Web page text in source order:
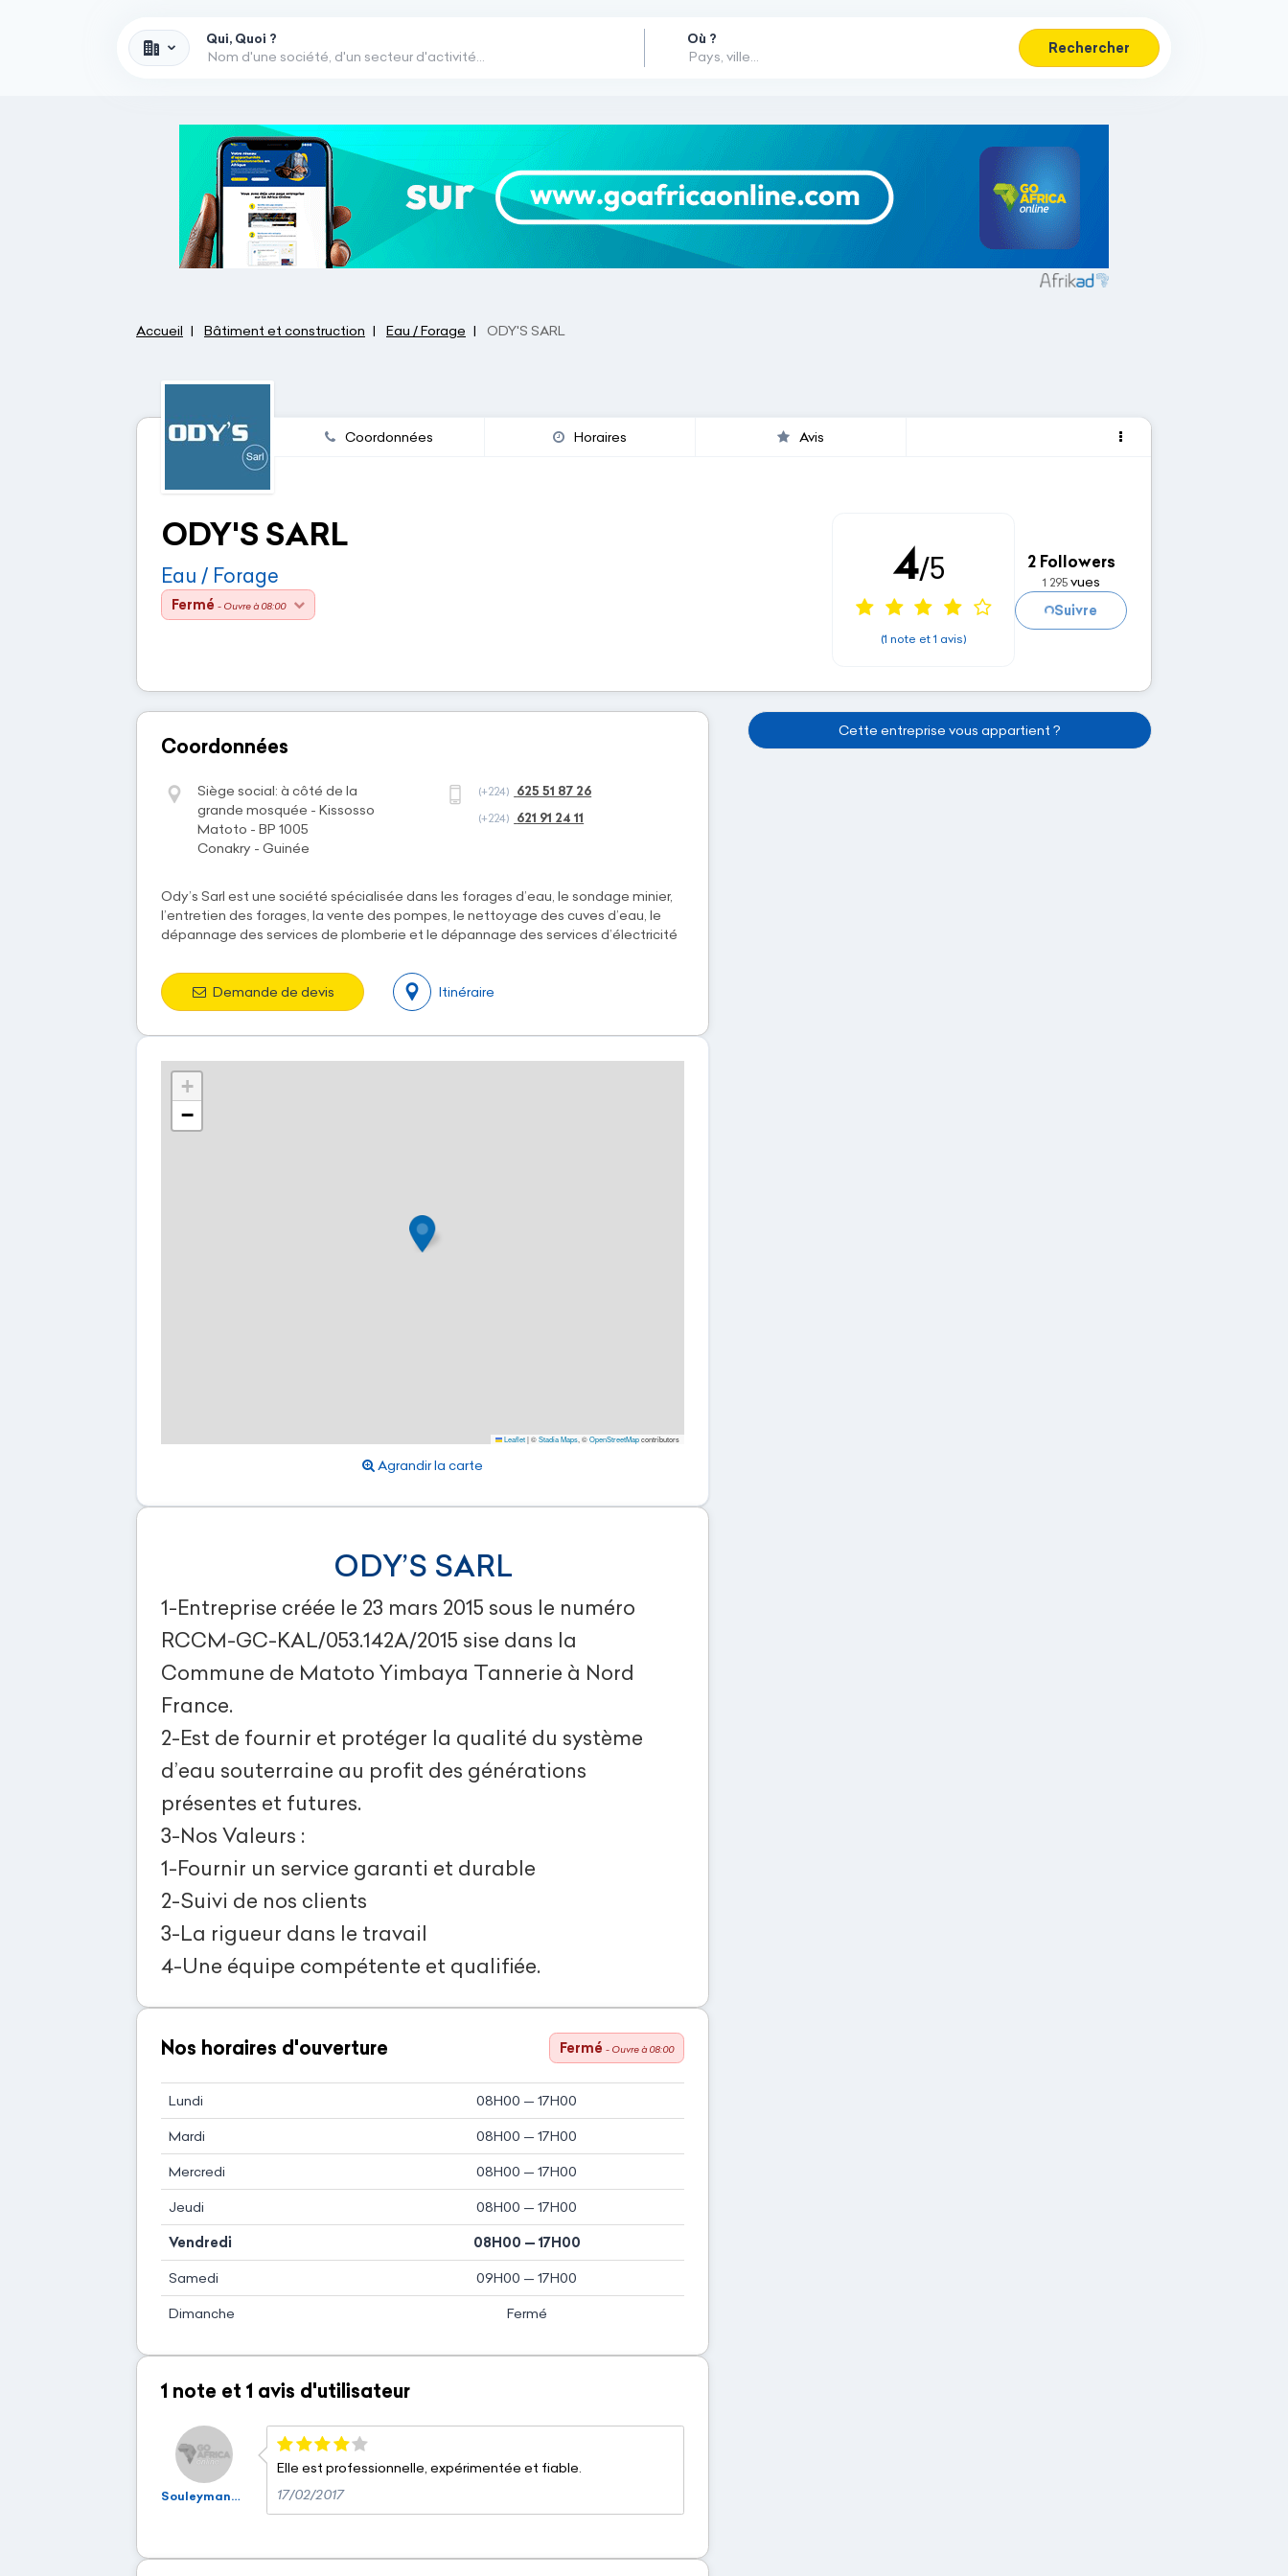
Qui, Quoi ? Où ?
Rechercher
Accueil Bâtiment et construction Eau / Forage ODY'S SARL
Coordonnées Horaires Avis
ODY'S SARL
Eau / Forage
Fermé - Ouvre à 08:00
4/5
(1 note et 1 avis)
2 Followers
1 295vues
Chargement...Suivre
Coordonnées
Siège social: à côté de la
grande mosquée - Kissosso
Matoto - BP 1005
Conakry - Guinée
(+224) 625 51 87 26
(+224) 621 91 24 11
Ody’s Sarl est une société spécialisée dans les forages d’eau, le sondage minier,
l’entretien des forages, la vente des pompes, le nettoyage des cuves d’eau, le
dépannage des services de plomberie et le dépannage des services d’électricité
Demande de devis Itinéraire
+
−
Leaflet |©Stadia Maps , ©OpenStreetMapcontributors
Agrandir la carte
ODY’S SARL
1-Entreprise créée le 23 mars 2015 sous le numéro
RCCM-GC-KAL/053.142A/2015 sise dans la
Commune de Matoto Yimbaya Tannerie à Nord
France.
2-Est de fournir et protéger la qualité du système
d’eau souterraine au profit des générations
présentes et futures.
3-Nos Valeurs :
1-Fournir un service garanti et durable
2-Suivi de nos clients
3-La rigueur dans le travail
4-Une équipe compétente et qualifiée.
Nos horaires d'ouverture Fermé - Ouvre à 08:00
Lundi 08H00 — 17H00
Mardi 08H00 — 17H00
Mercredi 08H00 — 17H00
Jeudi 08H00 — 17H00
Vendredi 08H00 — 17H00
Samedi 09H00 — 17H00
Dimanche Fermé
1 note et1 avis d'utilisateur
Souleymane Kaba
Elle est professionnelle, expérimentée et fiable.
17/02/2017
Cette entreprise vous appartient ?